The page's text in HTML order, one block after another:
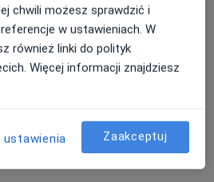
w
i zaburzeń
Umów wizytę
Umów wizytę
chwili możesz sprawdzić i
w ustawieniach. W
również linki do polityk
Więcej informacji znajdziesz
ustawienia Zaakceptuj